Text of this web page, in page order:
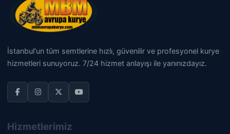
İstanbul'un tüm semtlerine hızlı, güvenilir ve profesyonel kurye
hizmetleri sunuyoruz. 7/24 hizmet anlayışı ile yanınızdayız.
Hizmetlerimiz